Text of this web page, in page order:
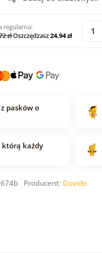
regularna:
złOszczędzasz24.94 zł
pasków o
którą każdy
Producent: Dovido